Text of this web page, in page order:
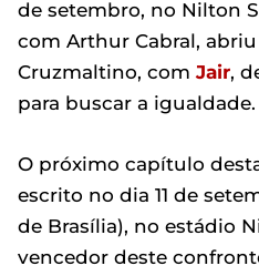
de setembro, no Nilton
com Arthur Cabral,
Cruzmaltino, com Jair,
para buscar a igualdade.
O próximo capítulo
escrito no dia 11 de
de Brasília), no estádio
vencedor deste